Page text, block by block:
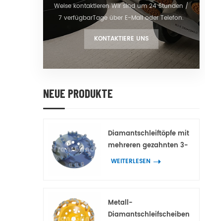
Weise kontaktieren Wir sind um 24 Stunden /
7 verfügbarTage über E-Mail oder Telefon.
KONTAKTIERE UNS
NEUE PRODUKTE
Diamantschleiftöpfe mit
mehreren gezahnten 3-
Spitzen-Doppelzahn-
WEITERLESEN
Metall-
Diamantschleifscheiben